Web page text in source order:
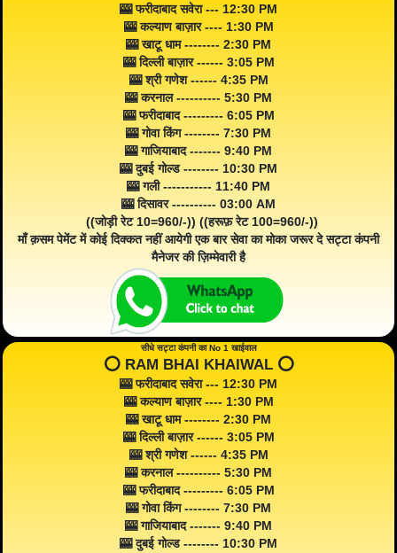
🎰 फरीदाबाद सवेरा --- 12:30 PM
🎰 कल्याण बाज़ार ---- 1:30 PM
🎰 खाटू धाम -------- 2:30 PM
🎰 दिल्ली बाज़ार ------ 3:05 PM
🎰 श्री गणेश ------ 4:35 PM
🎰 करनाल ---------- 5:30 PM
🎰 फरीदाबाद --------- 6:05 PM
🎰 गोवा किंग -------- 7:30 PM
🎰 गाजियाबाद ------- 9:40 PM
🎰 दुबई गोल्ड -------- 10:30 PM
🎰 गली ----------- 11:40 PM
🎰 दिसावर ---------- 03:00 AM
((जोड़ी रेट 10=960/-)) ((हरूफ़ रेट 100=960/-))
माँ क़सम पेमेंट में कोई दिक्कत नहीं आयेगी एक बार सेवा का मोका जरूर दे सट्टा कंपनी
मैनेजर की ज़िम्मेवारी है
सीधे सट्टा कंपनी का No 1 खाईवाल
⭕️ RAM BHAI KHAIWAL ⭕️
🎰 फरीदाबाद सवेरा --- 12:30 PM
🎰 कल्याण बाज़ार ---- 1:30 PM
🎰 खाटू धाम -------- 2:30 PM
🎰 दिल्ली बाज़ार ------ 3:05 PM
🎰 श्री गणेश ------ 4:35 PM
🎰 करनाल ---------- 5:30 PM
🎰 फरीदाबाद --------- 6:05 PM
🎰 गोवा किंग -------- 7:30 PM
🎰 गाजियाबाद ------- 9:40 PM
🎰 दुबई गोल्ड -------- 10:30 PM